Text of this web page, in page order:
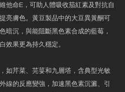
他命E，可助人體吸收茄紅素及對抗自
亮膚色。黃豆製品中的大豆異黃酮可
暗沉，與能阻斷黑色素合成的藍莓，
效果更為持久穩定。
如芹菜、芫荽和九層塔，含典型光敏
線的反應變強，加速黑色素沉澱、引